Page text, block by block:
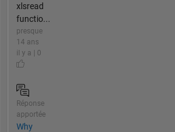
xlsread
functio...
presque
14 ans
il y a | 0
Réponse
apportée
Why